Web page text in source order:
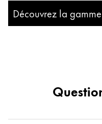
Découvrez la gamme